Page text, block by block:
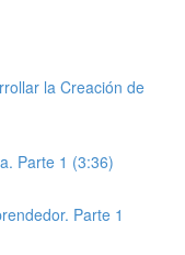
la Creación de
Parte 1 (3:36)
Parte 1